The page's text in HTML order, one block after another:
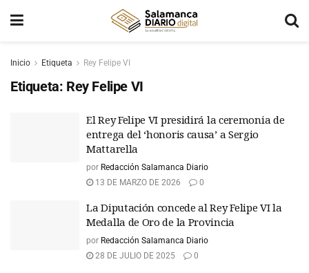
Inicio Etiqueta Rey Felipe VI
Etiqueta: Rey Felipe VI
El Rey Felipe VI presidirá la ceremonia de
entrega del ‘honoris causa’ a Sergio
Mattarella
por Redacción Salamanca Diario
13 DE MARZO DE 2026
0
La Diputación concede al Rey Felipe VI la
Medalla de Oro de la Provincia
por Redacción Salamanca Diario
28 DE JULIO DE 2025
0